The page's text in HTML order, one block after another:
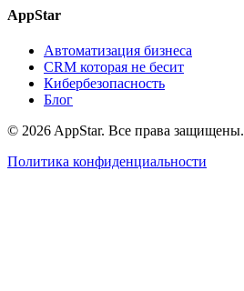
AppStar
Автоматизация бизнеса
CRM которая не бесит
Кибербезопасность
Блог
© 2026 AppStar. Все права защищены.
Политика конфиденциальности